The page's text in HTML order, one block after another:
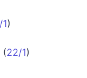
)
(22/1)